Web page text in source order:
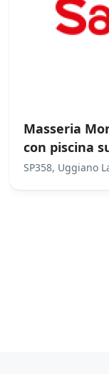
Masseria
con piscina
SP358, Uggiano